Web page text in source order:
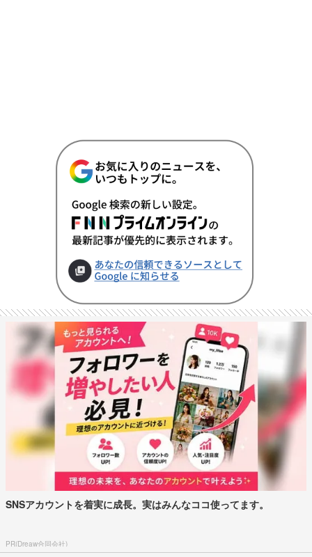
SNSアカウントを着実に成長。実はみんなココ使ってます。
PR(Dreaw合同会社)